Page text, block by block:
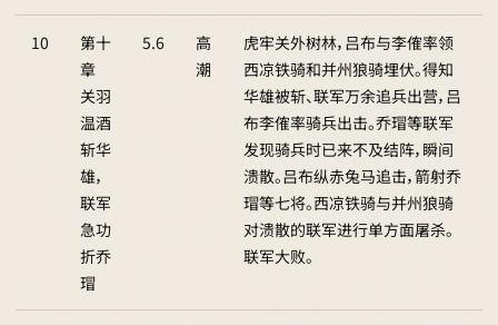
10
第十
章
关羽
温酒
斩华
雄，
联军
急功
折乔
瑁
5.6
高
潮
虎牢关外树林，吕布与李傕率领
西凉铁骑和并州狼骑埋伏。得知
华雄被斩、联军万余追兵出营，吕
布李傕率骑兵出击。乔瑁等联军
发现骑兵时已来不及结阵，瞬间
溃散。吕布纵赤兔马追击，箭射乔
瑁等七将。西凉铁骑与并州狼骑
对溃散的联军进行单方面屠杀。
联军大败。